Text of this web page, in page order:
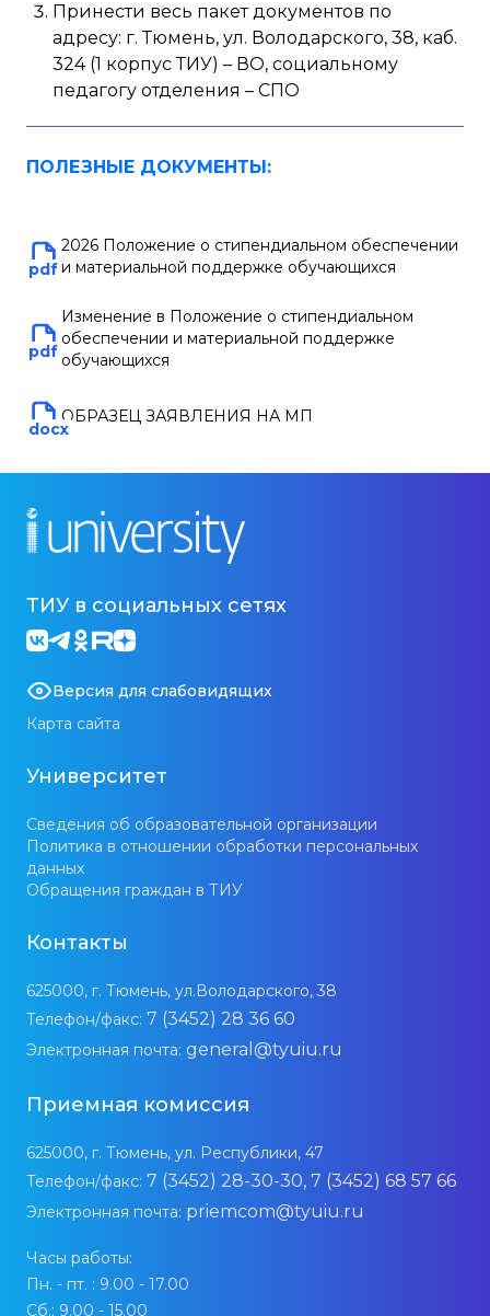
Принести весь пакет документов по
адресу: г. Тюмень, ул. Володарского, 38, каб.
324 (1 корпус ТИУ) – ВО, социальному
педагогу отделения – СПО
ПОЛЕЗНЫЕ ДОКУМЕНТЫ:
pdf
2026 Положение о стипендиальном обеспечении
и материальной поддержке обучающихся
pdf
Изменение в Положение о стипендиальном
обеспечении и материальной поддержке
обучающихся
docx
ОБРАЗЕЦ ЗАЯВЛЕНИЯ НА МП
ТИУ в социальных сетях
Версия для слабовидящих
Карта сайта
Университет
Сведения об образовательной организации
Политика в отношении обработки персональных
данных
Обращения граждан в ТИУ
Контакты
625000, г. Тюмень, ул.Володарского, 38
Телефон/факс: 7 (3452) 28 36 60
Электронная почта: general@tyuiu.ru
Приемная комиссия
625000, г. Тюмень, ул. Республики, 47
Телефон/факс: 7 (3452) 28-30-30, 7 (3452) 68 57 66
Электронная почта: priemcom@tyuiu.ru
Часы работы:
Пн. - пт. : 9.00 - 17.00
Сб.: 9.00 - 15.00